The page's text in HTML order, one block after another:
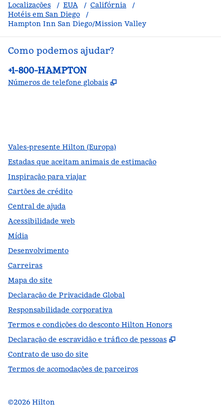
Localizações / EUA / Califórnia
/
Hotéis em San Diego
/
Hampton Inn San Diego/Mission Valley
Como podemos ajudar?
Telefone:
+1-800-HAMPTON
Números de telefone globais ,
Vales-presente Hilton (Europa)
Estadas que aceitam animais de estimação
Inspiração para viajar
Cartões de crédito
Central de ajuda
Acessibilidade web
Mídia
Desenvolvimento
Carreiras
Mapa do site
Declaração de Privacidade Global
Responsabilidade corporativa
Termos e condições do desconto Hilton Honors
Declaração de escravidão e tráfico de pessoas
,
Contrato de uso do site
Termos de acomodações de parceiros
©2026 Hilton